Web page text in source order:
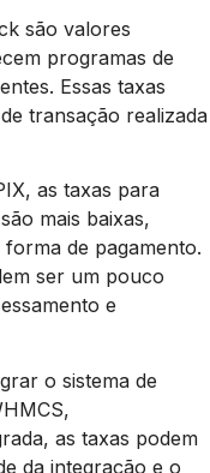
são valores
programas de
Essas taxas
transação realizada
as taxas para
mais baixas,
de pagamento.
ser um pouco
e
o sistema de
as taxas podem
da integração e o